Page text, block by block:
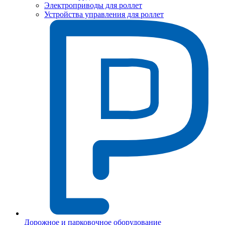
Электроприводы для роллет
Устройства управления для роллет
Дорожное и парковочное оборудование